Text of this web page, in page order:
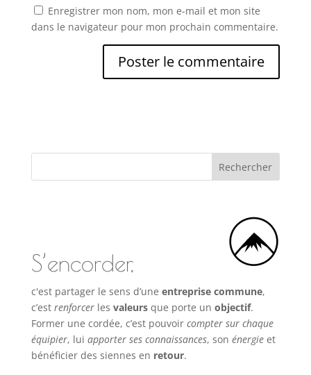
Enregistrer mon nom, mon e-mail et mon site
dans le navigateur pour mon prochain commentaire.
S’encorder,
c'est partager le sens d’une entreprise commune,
c’est renforcerles valeursque porte un objectif.
Former une cordée, c’est pouvoircompter sur chaque
équipier, lui apporter ses connaissances, son énergieet
bénéficier des siennes en retour.